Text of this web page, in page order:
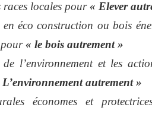
races locales pour« Elever
éco construction ou bois
pour« le bois autrement »
l’environnement et les
L’environnement autrement »
économes et